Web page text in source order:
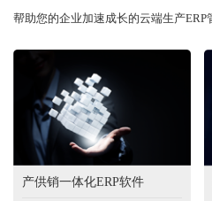
帮助您的企业加速成长的云端生产ERP
产供销一体化ERP软件